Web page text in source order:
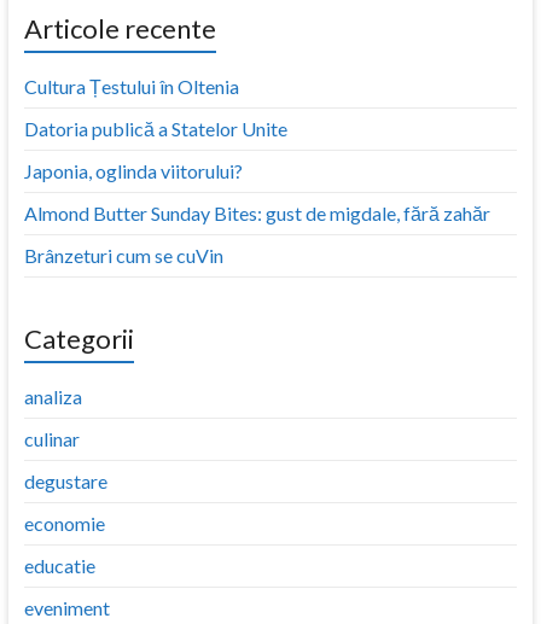
Articole recente
Cultura Țestului în Oltenia
Datoria publică a Statelor Unite
Japonia, oglinda viitorului?
Almond Butter Sunday Bites: gust de migdale, fără zahăr
Brânzeturi cum se cuVin
Categorii
analiza
culinar
degustare
economie
educatie
eveniment